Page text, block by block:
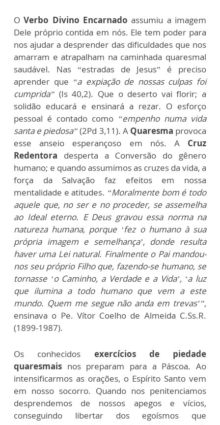
OVerbo Divino Encarnado assumiu a imagem
Dele próprio contida em nós. Ele tem poder para
nos ajudar a desprender das dificuldades que nos
amarram e atrapalham na caminhada quaresmal
saudável. Nas “estradas de Jesus” é preciso
aprender que “a expiação de nossas culpas foi
cumprida” (Is 40,2). Que o deserto vai florir; a
solidão educará e ensinará a rezar. O esforço
pessoal é contado como “empenho numa vida
santa e piedosa”(2Pd 3,11). A Quaresma provoca
esse anseio esperançoso em nós. A Cruz
Redentora desperta a Conversão do gênero
humano; e quando assumimos as cruzes da vida, a
força da Salvação faz efeitos em nossa
mentalidade e atitudes. “Moralmente bom é todo
aquele que, no ser e no proceder, se assemelha
ao Ideal eterno. E Deus gravou essa norma na
natureza humana, porque ‘fez o humano à sua
própria imagem e semelhança’, donde resulta
haver uma Lei natural. Finalmente o Pai mandou-
nos seu próprio Filho que, fazendo-se humano, se
tornasse ‘o Caminho, a Verdade e a Vida’, ‘a luz
que ilumina a todo humano que vem a este
mundo. Quem me segue não anda em trevas’”,
ensinava o Pe. Vítor Coelho de Almeida C.Ss.R.
(1899-1987).
Os conhecidos exercícios de piedade
quaresmais nos preparam para a Páscoa. Ao
intensificarmos as orações, o Espírito Santo vem
em nosso socorro. Quando nos penitenciamos
desprendemos de nossos apegos e vícios,
conseguindo libertar dos egoísmos que